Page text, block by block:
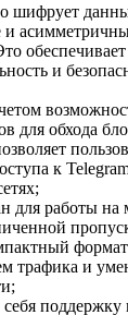
шифрует
и
для обхода
к
для работы на
трафика и
поддержку